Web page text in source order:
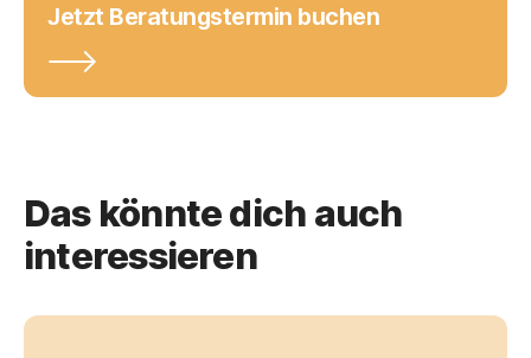
Jetzt Beratungstermin buchen
Das könnte dich auch
interessieren